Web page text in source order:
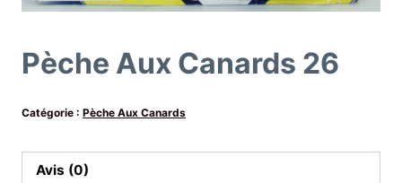
Pèche Aux Canards 26
Catégorie : Pèche Aux Canards
Avis (0)